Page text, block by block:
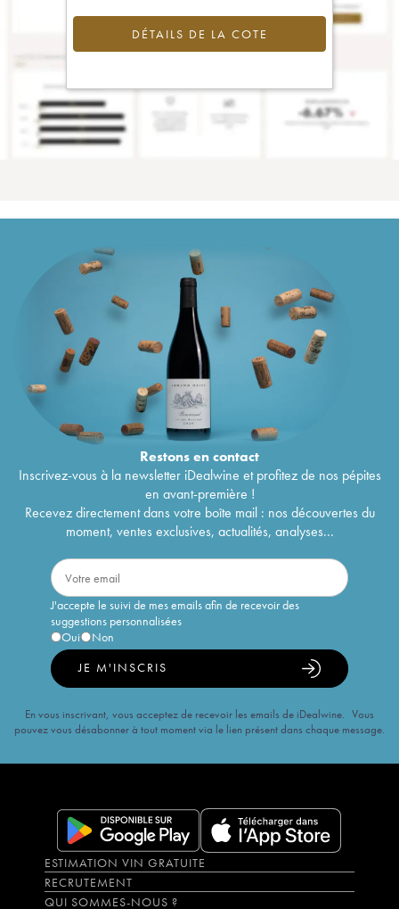
DÉTAILS DE LA COTE
Restons encontact
Inscrivez-vous à la newsletter iDealwine et profitez de nos pépites
en avant-première !
Recevez directement dans votre boîte mail : nos découvertes du
moment, ventes exclusives, actualités, analyses...
J'accepte le suivi de mes emails afin de recevoir des
suggestions personnalisées
Oui
Non
JE M'INSCRIS
En vous inscrivant, vous acceptez de recevoir les emails de iDealwine. Vous
pouvez vous désabonner à tout moment via le lien présent dans chaque message.
ESTIMATION VIN GRATUITE
RECRUTEMENT
QUI SOMMES-NOUS ?